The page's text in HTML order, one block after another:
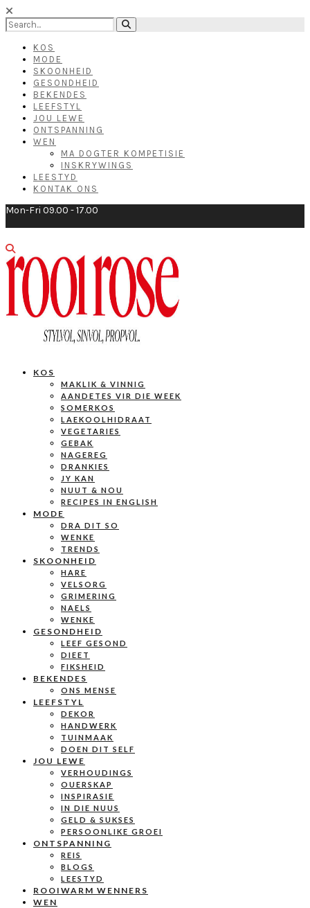
KOS
MODE
SKOONHEID
GESONDHEID
BEKENDES
LEEFSTYL
JOU LEWE
ONTSPANNING
WEN
MA DOGTER KOMPETISIE
INSKRYWINGS
LEESTYD
KONTAK ONS
Mon-Fri 09.00 - 17.00
KOS
MAKLIK & VINNIG
AANDETES VIR DIE WEEK
SOMERKOS
LAEKOOLHIDRAAT
VEGETARIES
GEBAK
NAGEREG
DRANKIES
JY KAN
NUUT & NOU
RECIPES IN ENGLISH
MODE
DRA DIT SO
WENKE
TRENDS
SKOONHEID
HARE
VELSORG
GRIMERING
NAELS
WENKE
GESONDHEID
LEEF GESOND
DIEET
FIKSHEID
BEKENDES
ONS MENSE
LEEFSTYL
DEKOR
HANDWERK
TUINMAAK
DOEN DIT SELF
JOU LEWE
VERHOUDINGS
OUERSKAP
INSPIRASIE
IN DIE NUUS
GELD & SUKSES
PERSOONLIKE GROEI
ONTSPANNING
REIS
BLOGS
LEESTYD
ROOIWARM WENNERS
WEN